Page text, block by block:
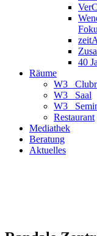
40
Räume
W3_
W3_ Saal
W3_
Restaurant
Mediathek
Beratung
Aktuelles